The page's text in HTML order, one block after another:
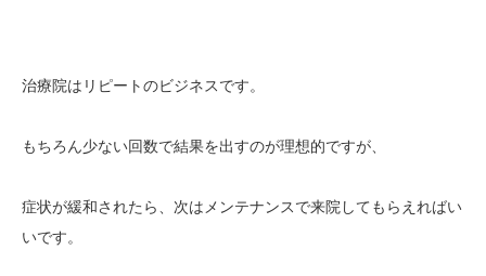
治療院はリピートのビジネスです。
もちろん少ない回数で結果を出すのが理想的ですが、
症状が緩和されたら、次はメンテナンスで来院してもらえればい
いです。